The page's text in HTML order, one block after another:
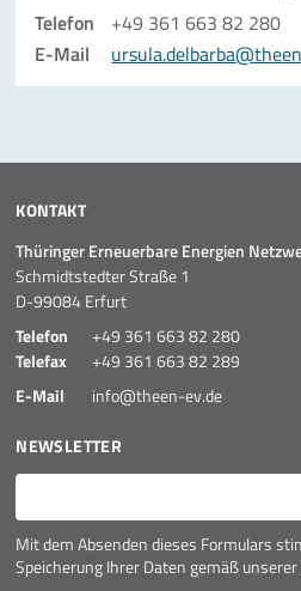
Telefon
+49 361 663 82 280
E-Mail
KONTAKT
Thüringer Erneuerbare Energien
Schmidtstedter Straße 1
D-99084 Erfurt
Telefon
+49 361 663 82 280
Telefax
+49 361 663 82 289
E-Mail
info@theen-ev.de
NEWSLETTER
E-Mail*
Mit dem Absenden dieses Formulars
Speicherung Ihrer Daten gemäß unserer